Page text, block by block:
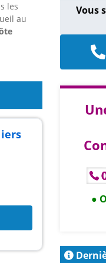
les
au
Vous